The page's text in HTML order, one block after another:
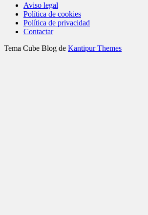
Aviso legal
Política de cookies
Política de privacidad
Contactar
Tema Cube Blog de Kantipur Themes